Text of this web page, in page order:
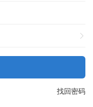
找回密码